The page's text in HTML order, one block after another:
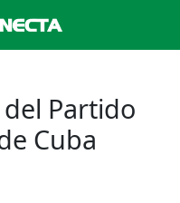
Partido
Cuba